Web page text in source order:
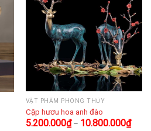
VẬT PHẨM PHONG THỦY
Cặp hươu hoa anh đào
5.200.000₫– 10.800.000₫